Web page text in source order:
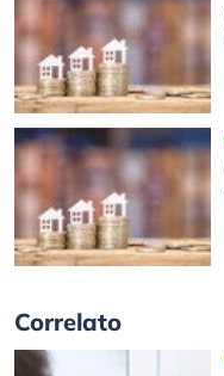
Correlato